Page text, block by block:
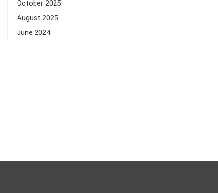
October 2025
August 2025
June 2024